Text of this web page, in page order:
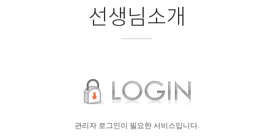
선생님소개
관리자 로그인이 필요한 서비스입니다.